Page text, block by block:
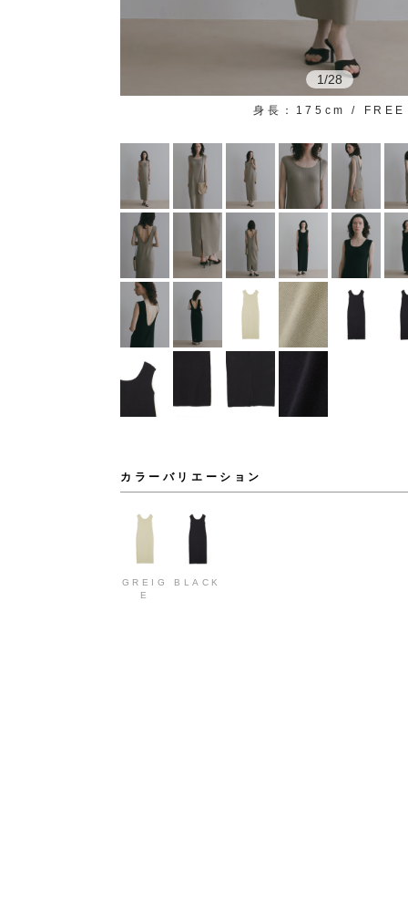
1/28
身長：175cm / FREE
カラーバリエーション
GREIG
E
BLACK